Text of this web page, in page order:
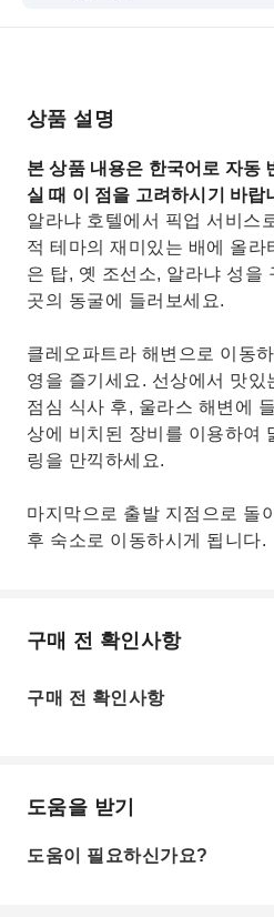
햇살 아래서 즐거운 하루
링을 즐겨보세요.
구경하세요.
클레오파트라 해변과 울라
여유로운 시간을 보내세요.
상품 설명
본 상품 내용은 한국어로 자동
실 때 이 점을 고려하시기 바랍
알라냐 호텔에서 픽업 서비스
적 테마의 재미있는 배에 올라
은 탑, 옛 조선소, 알라냐 성을
곳의 동굴에 들러보세요.
클레오파트라 해변으로 이동
영을 즐기세요. 선상에서 맛있
점심 식사 후, 울라스 해변에
상에 비치된 장비를 이용하여
링을 만끽하세요.
마지막으로 출발 지점으로 돌
후 숙소로 이동하시게 됩니다.
구매 전 확인사항
구매 전 확인사항
도움을 받기
도움이 필요하신가요?